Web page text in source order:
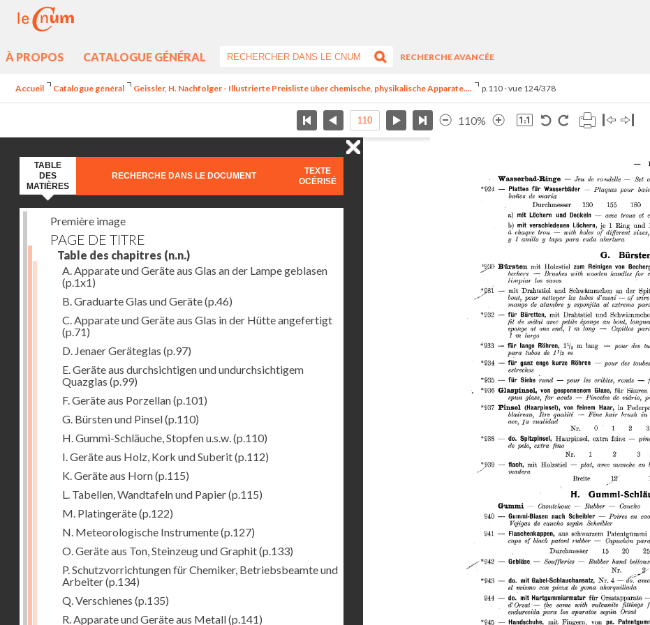
À PROPOS CATALOGUE GÉNÉRAL
RECHERCHE AVANCÉE
Accueil Catalogue général Geissler, H. Nachfolger - Illustrierte Preisliste über chemische, physikalische Apparate.... p.110 - vue 124/378
110%
TABLE
DES
MATIÈRES
RECHERCHE DANS LE DOCUMENT
TEXTE
OCÉRISÉ
Première image
PAGE DE TITRE
Table des chapitres (n.n.)
A. Apparate und Geräte aus Glas an der Lampe geblasen
(p.1x1)
B. Graduarte Glas und Geräte(p.46)
C. Apparate und Geräte aus Glas in der Hütte angefertigt
(p.71)
D. Jenaer Geräteglas (p.97)
E. Geräte aus durchsichtigen und undurchsichtigem
Quazglas (p.99)
F. Geräte aus Porzellan(p.101)
G. Bürsten und Pinsel(p.110)
H. Gummi-Schläuche, Stopfen u.s.w.(p.110)
I. Geräte aus Holz, Kork und Suberit(p.112)
K. Geräte aus Horn(p.115)
L. Tabellen, Wandtafeln und Papier(p.115)
M. Platingeräte(p.122)
N. Meteorologische Instrumente(p.127)
O. Geräte aus Ton, Steinzeug und Graphit(p.133)
P. Schutzvorrichtungen für Chemiker, Betriebsbeamte und
Arbeiter(p.134)
Q. Verschienes (p.135)
R. Apparate und Geräte aus Metall(p.141)